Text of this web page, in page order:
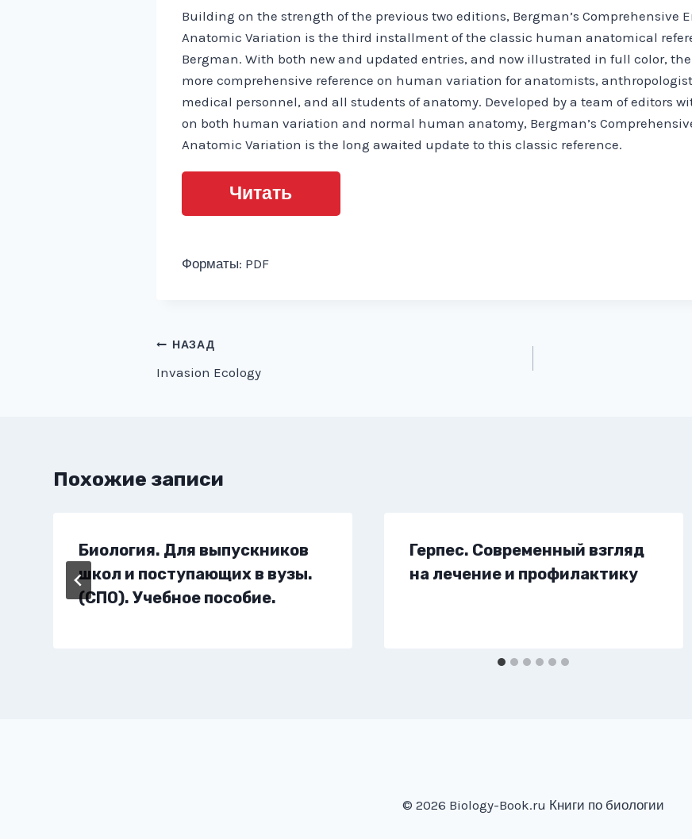
Building on the strength of the previous two editions, Bergman’s Comprehensive
Anatomic Variation is the third installment of the classic human anatomical
Bergman. With both new and updated entries, and now illustrated in full color,
more comprehensive reference on human variation for anatomists,
medical personnel, and all students of anatomy. Developed by a team of editors
on both human variation and normal human anatomy, Bergman’s
Anatomic Variation is the long awaited update to this classic reference.
Читать
Форматы: PDF
Навигация
по
НАЗАД
Invasion Ecology
Похожие записи
Биология. Для выпускников
школ и поступающих в вузы.
(СПО). Учебное пособие.
Герпес. Современный взгляд
на лечение и профилактику
© 2026 Biology-Book.ru Книги по биологии